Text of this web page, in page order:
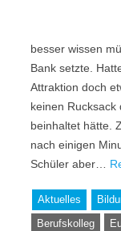
besser wissen
Bank setzte.
Attraktion doch
keinen
beinhaltet hätte.
nach einigen
Schüler aber…
Aktuelles
Berufskolleg